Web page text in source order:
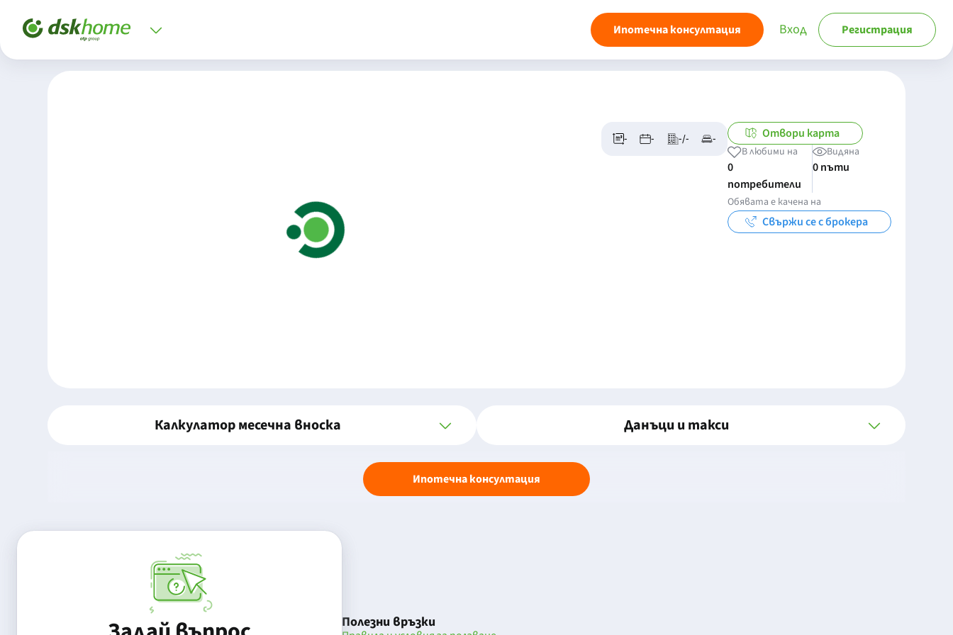
Ипотечна консултация Вход Регистрация
- - -/- - Отвори карта
В любими на
0
потребители
Видяна
0 пъти
Обявата е качена на
Свържи се с брокера
Калкулатор месечна вноска Данъци и такси
Ипотечна консултация
Полезни връзки